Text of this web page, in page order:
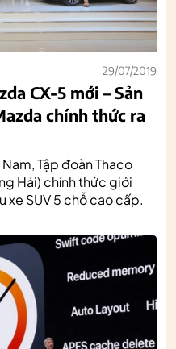
29/07/2019
CX-5 mới – Sản
chính thức ra
Tập đoàn Thaco
Hải) chính thức giới
xe SUV 5 chỗ cao cấp.